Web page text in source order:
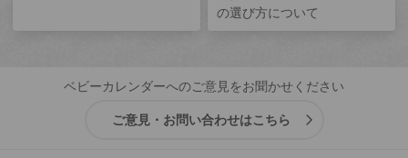
の選び方について
ベビーカレンダーへのご意見をお聞かせください
ご意見・お問い合わせはこちら